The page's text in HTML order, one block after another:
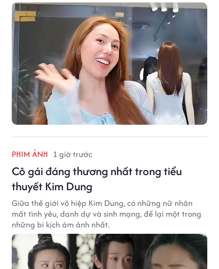
PHIM ẢNH 1 giờ trước
Cô gái đáng thương nhất trong tiểu
thuyết Kim Dung
Giữa thế giới võ hiệp Kim Dung, có những nữ nhân
mất tình yêu, danh dự và sinh mạng, để lại một trong
những bi kịch ám ảnh nhất.